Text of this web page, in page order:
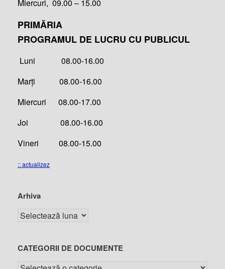
Miercuri, 09.00 – 15.00
PRIMĂRIA
PROGRAMUL DE LUCRU CU PUBLICUL
Luni 08.00-16.00
Marți 08.00-16.00
Miercuri 08.00-17.00
Joi 08.00-16.00
Vineri 08.00-15.00
:: actualizez
Arhiva
CATEGORII DE DOCUMENTE